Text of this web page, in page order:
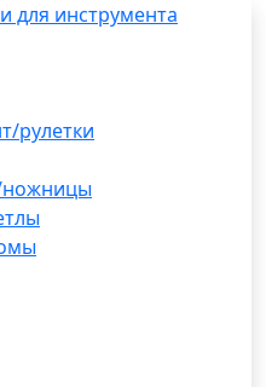
для инструмента
рулетки
ножницы